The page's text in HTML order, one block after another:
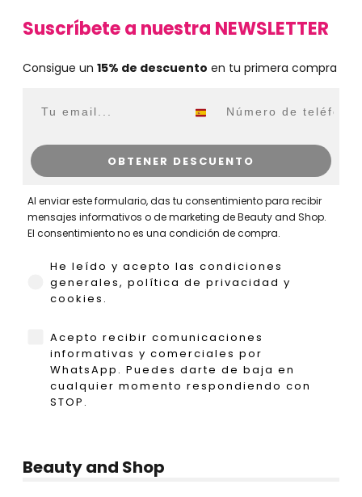
Suscríbete a nuestra NEWSLETTER
Consigue un 15% de descuento en tu primera compra
OBTENER DESCUENTO
Al enviar este formulario, das tu consentimiento para recibir
mensajes informativos o de marketing de Beauty and Shop.
El consentimiento no es una condición de compra.
He leído y acepto las condiciones
He leído y acepto las condiciones
generales, política de privacidad y
cookies.
WhatsApp
Acepto recibir comunicaciones
informativas y comerciales por
WhatsApp. Puedes darte de baja en
cualquier momento respondiendo con
STOP.
Beauty and Shop